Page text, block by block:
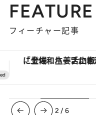
FEATURE
フィーチャー記事
3 /6